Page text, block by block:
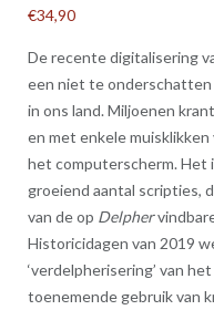
€34,90
De recente digitalisering
een niet te
in ons land. Miljoenen
en met enkele
het computerscherm. Het
groeiend aantal scripties,
van de op Delpher
Historicidagen van 2019
‘verdelpherisering’ van
toenemende gebruik van